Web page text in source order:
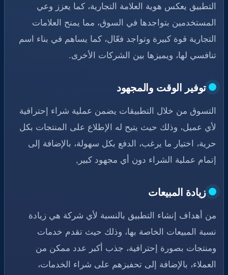
التطبيق يعكس هوية العلامة التجارية، كما يعزز وعي
المستخدمين بتواجدها في السوق، مما يمنح العلامات
التجارية قوة كبيرة وتواجد فعّال، كما يساهم في بناء اسم
تنافسي لها، ويميزها بين الشركات الأخرى.
توفير الوقت والمجهود
التسوق من خلال التطبيقات يضمن عملية شراء إحترافية
لأي عميل، وذلك حيث يتيح له الإطلاع على المنتجات بكل
حرية، اختيار ما يرغب، الدفع بكل سهولة، بالإضافة إلى
إتمام عملية الشراء دون أي مجهود كبير,
زيادة المبيعات
من أهداف إنشاء التطبيق بالنسبة لأي شركة هي زيادة
نسبة المبيعات الخاصة بها، وذلك حيث تقدم خدمات
ومنتجات بصورة إحترافية، جذب أكبر عدد ممكن من
العملاء، بالإضافة إلى تحفيزهم على شراء الخدمات،